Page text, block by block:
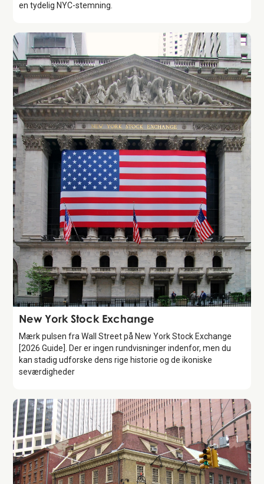
en tydelig NYC-stemning.
Attraction
New York Stock Exchange
Mærk pulsen fra Wall Street på New York Stock Exchange
[2026 Guide]. Der er ingen rundvisninger indenfor, men du
kan stadig udforske dens rige historie og de ikoniske
seværdigheder